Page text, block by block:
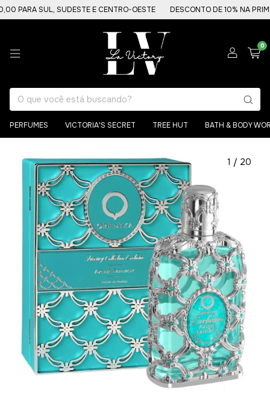
SUL, SUDESTE E CENTRO-OESTE DESCONTO DE 10% NA PRIMEIRA
0
PERFUMES VICTORIA'S SECRET TREE HUT BATH & BODY
1 / 20